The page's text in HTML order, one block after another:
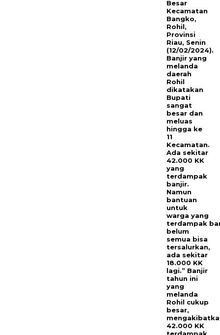
Besar
Kecamatan
Bangko,
Rohil,
Provinsi
Riau, Senin
(12/02/2024).
Banjir yang
melanda
daerah
Rohil
dikatakan
Bupati
sangat
besar dan
meluas
hingga ke
11
Kecamatan.
Ada sekitar
42.000 KK
yang
terdampak
banjir.
Namun
bantuan
untuk
warga yang
terdampak
belum
semua bisa
tersalurkan,
ada sekitar
18.000 KK
lagi.” Banjir
tahun ini
yang
melanda
Rohil cukup
besar,
42.000 KK